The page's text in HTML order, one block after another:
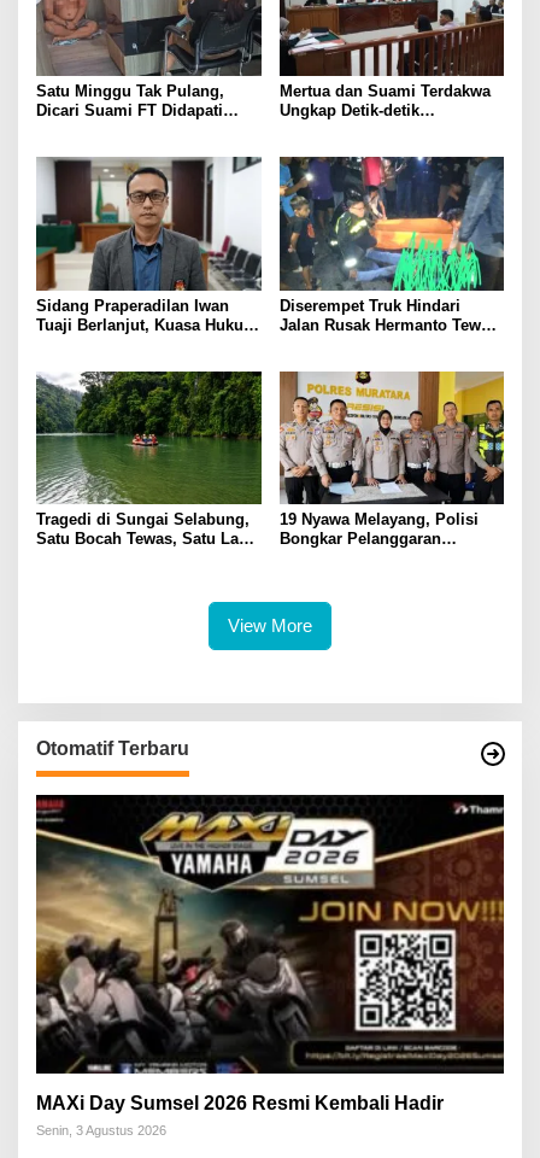
Satu Minggu Tak Pulang,
Dicari Suami FT Didapati
Mertua dan Suami Terdakwa
Ungkap Detik-detik
Sidang Praperadilan Iwan
Tuaji Berlanjut, Kuasa Hukum
Diserempet Truk Hindari
Jalan Rusak Hermanto Tewas
Tragedi di Sungai Selabung,
Satu Bocah Tewas, Satu Lagi
19 Nyawa Melayang, Polisi
Bongkar Pelanggaran
View More
Otomatif Terbaru
MAXi Day Sumsel 2026 Resmi Kembali Hadir
Senin, 3 Agustus 2026